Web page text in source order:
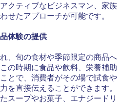
クティブなビジネスマン、家族
せたアプローチが可能です。
体験の提供
、旬の食材や季節限定の商品へ
の時期に食品や飲料、栄養補助
とで、消費者がその場で試食や
を直接伝えることができます。
スープやお菓子、エナジードリ